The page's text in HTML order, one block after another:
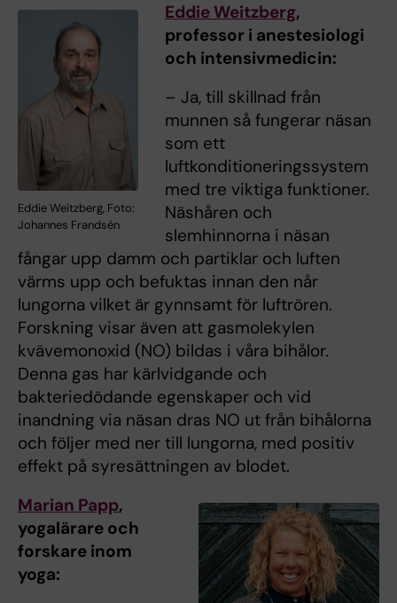
Eddie Weitzberg, Foto:
Johannes Frandsén
Eddie Weitzberg,
professor i anestesiologi
och intensiv­medicin:
– Ja, till skillnad från
munnen så fungerar näsan
som ett
luftkonditioneringssystem
med tre viktiga funktioner.
Näshåren och
slemhinnorna i näsan
fångar upp damm och partiklar och luften
värms upp och befuktas innan den når
lungorna vilket är gynnsamt för luftrören.
Forskning visar även att gasmolekylen
kvävemonoxid (NO) bildas i våra bihålor.
Denna gas har kärlvidgande och
bakteriedödande egenskaper och vid
inandning via näsan dras NO ut från bihålorna
och följer med ner till lungorna, med positiv
effekt på syresättningen av blodet.
Marian Papp,
yoga­lärare och
forskare inom
yoga: